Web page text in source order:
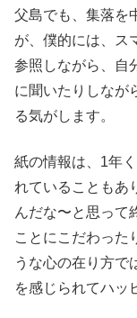
父島でも、集落を
が、僕的には、ス
参照しながら、自
に聞いたりしなが
る気がします。
紙の情報は、1年
れていることもあ
んだな〜と思って
ことにこだわった
うな心の在り方で
を感じられてハッ